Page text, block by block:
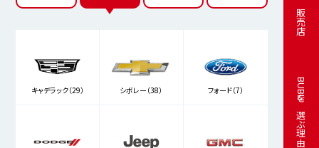
販売店
BUBUを選ぶ理由
キャデラック（29） シボレー（38） フォード（7）